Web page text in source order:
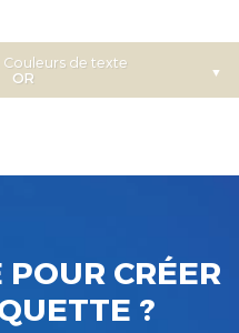
Couleurs de texte
CRÉER
?